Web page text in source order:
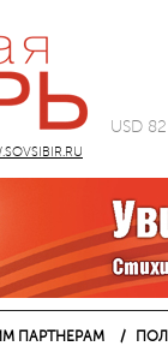
USD
ПАРТНЕРАМ